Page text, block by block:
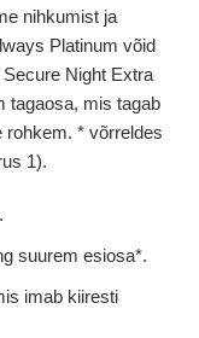
nihkumist ja
Platinum võid
Night Extra
tagaosa, mis tagab
rohkem. * võrreldes
1).
suurem esiosa*.
imab kiiresti